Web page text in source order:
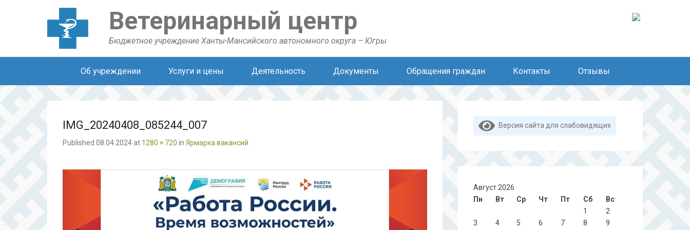
Ветеринарный центр
Бюджетное учреждение Ханты-Мансийского автономного округа – Югры
Об учреждении Услуги и цены Деятельность Документы Обращения граждан Контакты Отзывы
IMG_20240408_085244_007
Published 08.04.2024 at 1280 × 720 in Ярмарка вакансий
Версия сайта для слабовидящих
Август 2026
Пн
Вт Ср Чт Пт Сб
Вс
1
2
3
4 5 6 7 8 9